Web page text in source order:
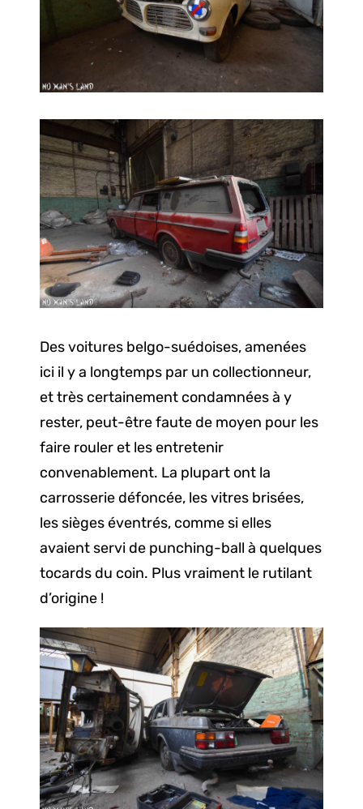
Des voitures belgo-suédoises, amenées
ici il y a longtemps par un collectionneur,
et très certainement condamnées à y
rester, peut-être faute de moyen pour les
faire rouler et les entretenir
convenablement. La plupart ont la
carrosserie défoncée, les vitres brisées,
les sièges éventrés, comme si elles
avaient servi de punching-ball à quelques
tocards du coin. Plus vraiment le rutilant
d’origine !